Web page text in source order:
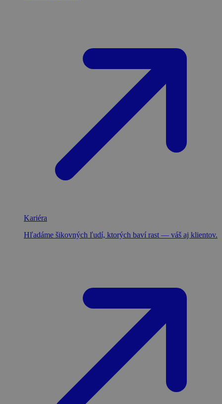
Kariéra
Hľadáme šikovných ľudí, ktorých baví rast — váš aj klientov.